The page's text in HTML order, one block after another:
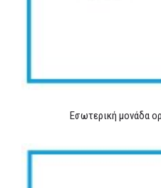
Εσωτερική μονάδα